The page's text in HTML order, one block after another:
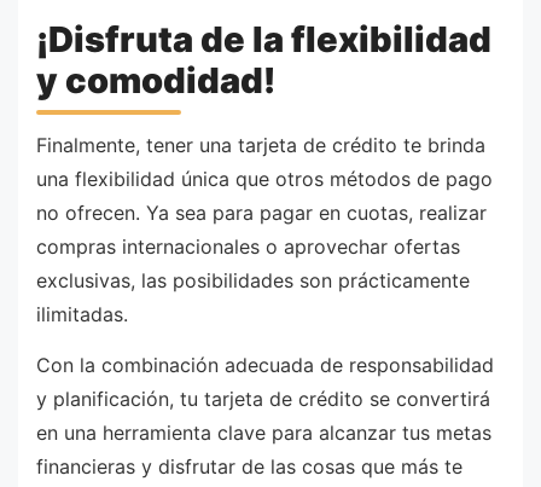
¡Disfruta de la flexibilidad
y comodidad!
Finalmente, tener una tarjeta de crédito te brinda
una flexibilidad única que otros métodos de pago
no ofrecen. Ya sea para pagar en cuotas, realizar
compras internacionales o aprovechar ofertas
exclusivas, las posibilidades son prácticamente
ilimitadas.
Con la combinación adecuada de responsabilidad
y planificación, tu tarjeta de crédito se convertirá
en una herramienta clave para alcanzar tus metas
financieras y disfrutar de las cosas que más te